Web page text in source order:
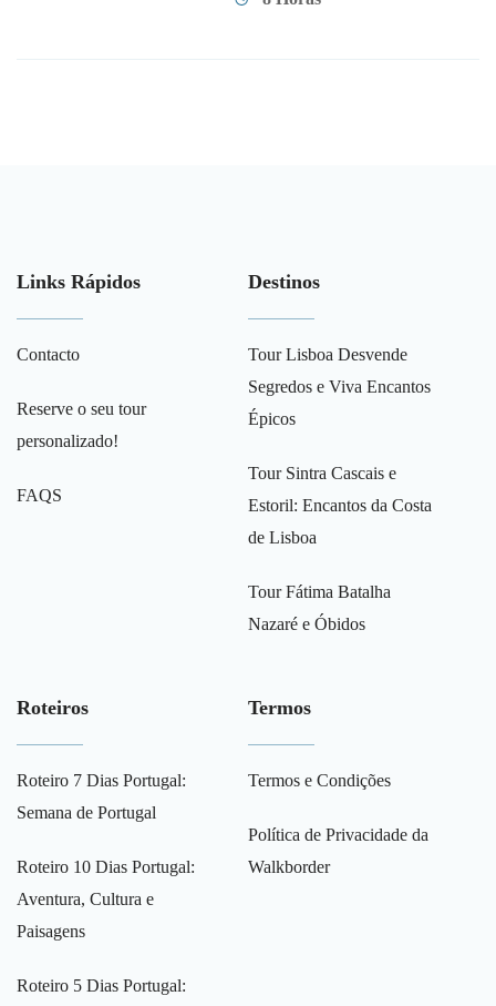
Links Rápidos
Contacto
Reserve o seu tour
personalizado!
FAQS
Destinos
Tour Lisboa Desvende
Segredos e Viva Encantos
Épicos
Tour Sintra Cascais e
Estoril: Encantos da Costa
de Lisboa
Tour Fátima Batalha
Nazaré e Óbidos
Roteiros
Roteiro 7 Dias Portugal:
Semana de Portugal
Roteiro 10 Dias Portugal:
Aventura, Cultura e
Paisagens
Roteiro 5 Dias Portugal:
Termos
Termos e Condições
Política de Privacidade da
Walkborder